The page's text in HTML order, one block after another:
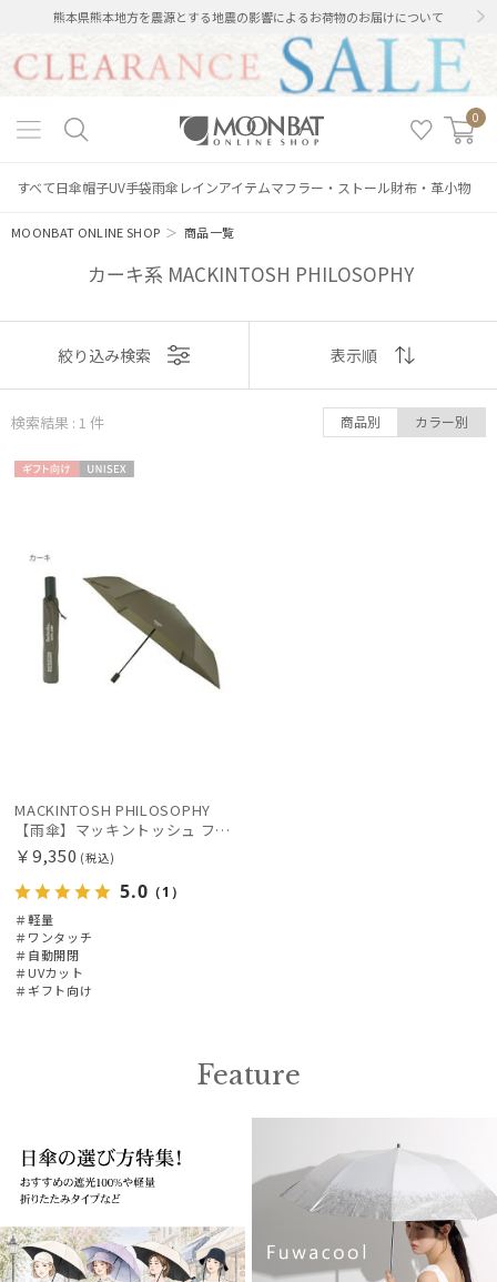
熊本県熊本地方を震源とする地震の影響によるお荷物のお届けについて
0
すべて日傘帽子UV手袋雨傘 レインアイテムマフラー・ストール財布・革小物
MOONBAT ONLINE SHOP ＞商品一覧
カーキ系 MACKINTOSH PHILOSOPHY
レディース
ブランド
カラー
在庫表示
販売状況
入荷状況
表示
おすすめ
順
価格の低い
順
人気順
絞り込み検索 表示順
検索結果 : 1 件 商品別 カラー別
MACKINTOSH PHILOSOPHY
【雨傘】マッキントッシュ フィロソフィー (MACKINTOSH PHILOSOPHY) Birbrella AUTO-JUMP バーブレラ 自動開閉 折りたたみ
￥9,350 (税込)
5.0 （1）
＃軽量
＃ワンタッチ
＃自動開閉
＃UVカット
＃ギフト向け
Feature